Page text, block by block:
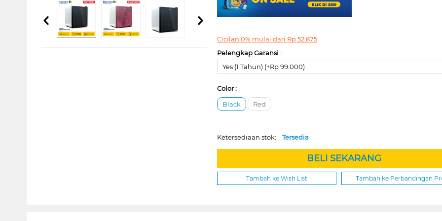
Cicilan 0% mulai dari Rp52.875
Pelengkap Garansi :
Yes (1 Tahun) (+Rp 99.000)
Color :
Black
Red
Ketersediaan stok:Tersedia
BELI SEKARANG
Tambah ke Wish List Tambah ke Perbandingan